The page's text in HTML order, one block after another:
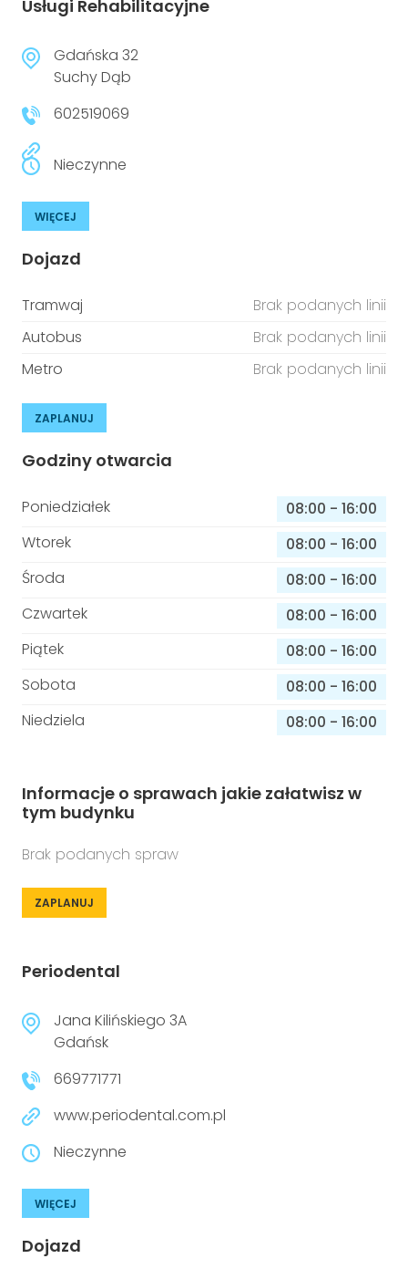
Usługi Rehabilitacyjne
Gdańska 32
Suchy Dąb
602519069
Nieczynne
WIĘCEJ
Dojazd
Tramwaj
Brak podanych linii
Autobus
Brak podanych linii
Metro
Brak podanych linii
ZAPLANUJ
Godziny otwarcia
Poniedziałek 08:00 - 16:00
Wtorek
08:00 - 16:00
Środa
08:00 - 16:00
Czwartek
08:00 - 16:00
Piątek
08:00 - 16:00
Sobota
08:00 - 16:00
Niedziela
08:00 - 16:00
Informacje o sprawach jakie załatwisz w
tym budynku
Brak podanych spraw
ZAPLANUJ
Periodental
Jana Kilińskiego 3A
Gdańsk
669771771
www.periodental.com.pl
Nieczynne
WIĘCEJ
Dojazd